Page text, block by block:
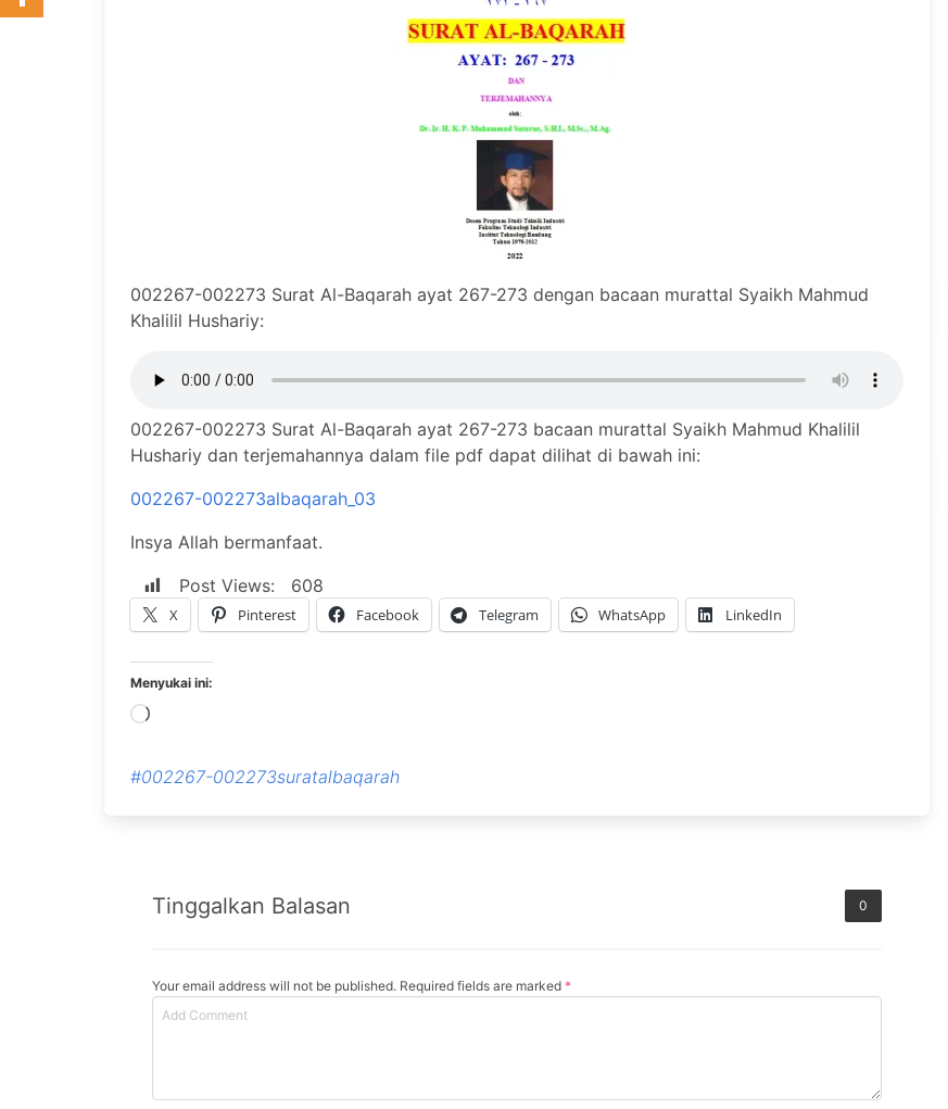
002267-002273 Surat Al-Baqarah ayat 267-273 dengan bacaan murattal Syaikh Mahmud
Khalilil Hushariy:
002267-002273 Surat Al-Baqarah ayat 267-273 bacaan murattal Syaikh Mahmud Khalilil
Hushariy dan terjemahannya dalam file pdf dapat dilihat di bawah ini:
002267-002273albaqarah_03
Insya Allah bermanfaat.
Post Views:
608
X Pinterest Facebook Telegram WhatsApp LinkedIn
Menyukai ini:
Memuat...
#002267-002273suratalbaqarah
Tinggalkan Balasan 0
Your email address will not be published. Required fields are marked *